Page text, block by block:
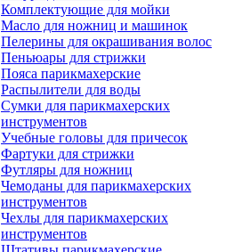
Комплектующие для мойки
Масло для ножниц и машинок
Пелерины для окрашивания волос
Пеньюары для стрижки
Пояса парикмахерские
Распылители для воды
Сумки для парикмахерских
инструментов
Учебные головы для причесок
Фартуки для стрижки
Футляры для ножниц
Чемоданы для парикмахерских
инструментов
Чехлы для парикмахерских
инструментов